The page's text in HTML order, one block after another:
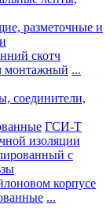
разметочные и
скотч
монтажный ...
соединители,
ГСИ-Т
изоляции
с
корпусе
...